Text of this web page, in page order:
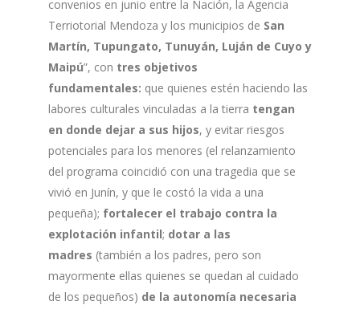
convenios en junio entre la Nación, la Agencia
Terriotorial Mendoza y los municipios de San
Martín, Tupungato, Tunuyán, Luján de Cuyo y
Maipú”, con tres objetivos
fundamentales: que quienes estén haciendo las
labores culturales vinculadas a la tierra tengan
en donde dejar a sus hijos, y evitar riesgos
potenciales para los menores (el relanzamiento
del programa coincidió con una tragedia que se
vivió en Junín, y que le costó la vida a una
pequeña); fortalecer el trabajo contra la
explotación infantil; dotar a las
madres (también a los padres, pero son
mayormente ellas quienes se quedan al cuidado
de los pequeños) de la autonomía necesaria